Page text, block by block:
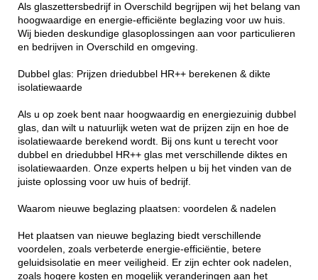
Als glaszettersbedrijf in Overschild begrijpen wij het belang van
hoogwaardige en energie-efficiënte beglazing voor uw huis.
Wij bieden deskundige glasoplossingen aan voor particulieren
en bedrijven in Overschild en omgeving.
Dubbel glas: Prijzen driedubbel HR++ berekenen & dikte
isolatiewaarde
Als u op zoek bent naar hoogwaardig en energiezuinig dubbel
glas, dan wilt u natuurlijk weten wat de prijzen zijn en hoe de
isolatiewaarde berekend wordt. Bij ons kunt u terecht voor
dubbel en driedubbel HR++ glas met verschillende diktes en
isolatiewaarden. Onze experts helpen u bij het vinden van de
juiste oplossing voor uw huis of bedrijf.
Waarom nieuwe beglazing plaatsen: voordelen & nadelen
Het plaatsen van nieuwe beglazing biedt verschillende
voordelen, zoals verbeterde energie-efficiëntie, betere
geluidsisolatie en meer veiligheid. Er zijn echter ook nadelen,
zoals hogere kosten en mogelijk veranderingen aan het